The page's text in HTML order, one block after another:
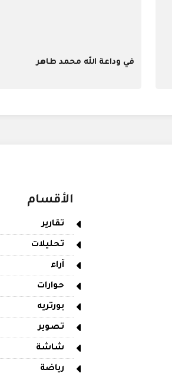
في وداعة الله محمد طاهر
الأقسام
تقارير
تحليلات
آراء
حوارات
بورتريه
تصوير
شاشة
رياضة